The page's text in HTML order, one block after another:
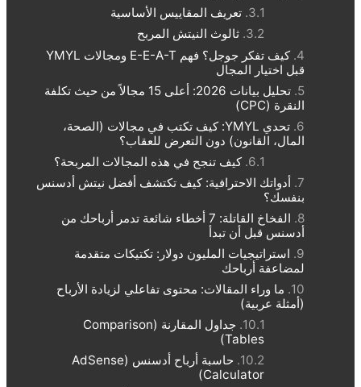
تعريف المقاييس الأساسية
ثالوث النيتش المربح
كيف تفكر جوجل؟ فهم E-E-A-T ومجالات YMYL
قبل اختيار المجال
تحليل بيانات 2026: أعلى 15 مجالاً من حيث تكلفة
النقرة (CPC)
تحدي YMYL: كيف تكتب في مجالات (الصحة،
المال، القانون) دون التعرض للعقاب؟
كيف تنجح في هذه المجالات المربحة؟
أدواتك الاحترافية: كيف تكتشف أفضل نيتش أدسنس
بنفسك؟
الفخاخ القاتلة: 7 أخطاء شائعة تدمر أرباحك من
أدسنس قبل أن تبدأ
استراتيجيات المليون دولار: تكتيكات متقدمة
لمضاعفة أرباحك
ما وراء المقالات: محتوى تفاعلي لزيادة الأرباح
(أمثلة عربية)
جداول المقارنة (Comparison
Tables)
حاسبة أرباح أدسنس (AdSense
Calculator)